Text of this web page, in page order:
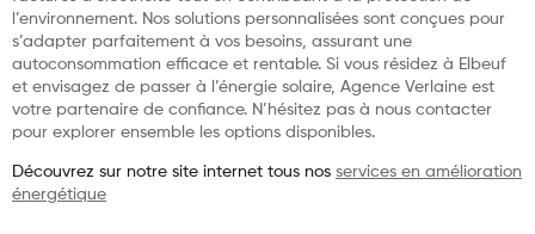
l’environnement. Nos solutions personnalisées sont conçues pour
s’adapter parfaitement à vos besoins, assurant une
autoconsommation efficace et rentable. Si vous résidez à Elbeuf
et envisagez de passer à l’énergie solaire, Agence Verlaine est
votre partenaire de confiance. N’hésitez pas à nous contacter
pour explorer ensemble les options disponibles.
Découvrez sur notre site internet tous nos services en amélioration
énergétique